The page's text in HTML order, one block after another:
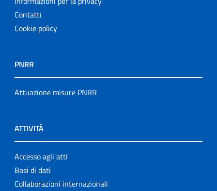
Contatti
Cookie policy
PNRR
Attuazione misure PNRR
ATTIVITÀ
Accesso agli atti
Basi di dati
Collaborazioni internazionali